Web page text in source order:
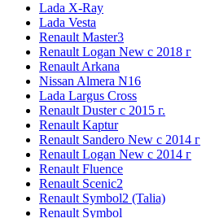
Lada X-Ray
Lada Vesta
Renault Master3
Renault Logan New с 2018 г
Renault Arkana
Nissan Almera N16
Lada Largus Cross
Renault Duster с 2015 г.
Renault Kaptur
Renault Sandero New с 2014 г
Renault Logan New с 2014 г
Renault Fluence
Renault Scenic2
Renault Symbol2 (Talia)
Renault Symbol